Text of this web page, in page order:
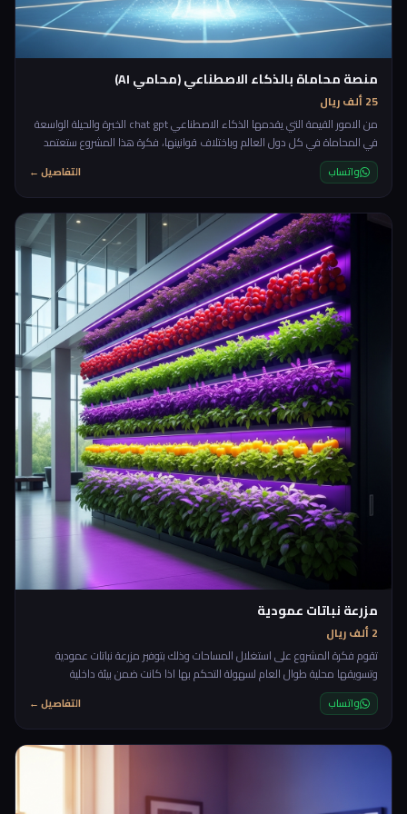
منصة محاماة بالذكاء الاصطناعي (محامي AI)
25 ألف ريال
من الامور القيمة التي يقدمها الذكاء الاصطناعي chat gpt الخبرة والحيلة الواسعة
في المحاماة في كل دول العالم وباختلاف قوانينها، فكرة هذا المشروع ستعتمد
على تقديم الاستشارات القانونية الاولية بشكل مجاني للعملاء مع امكانية طلب
التأكيد مع محامي بشري من خلال بدأ محادثة بناءا على المحادثة الاولية مع الذكاء
الاصطناعي. rnrnستكون المنصة عبارة عن شات يسأل العميل اول ما يدخل الموقع
"ما هي الاستشارة القانونية
واتساب التفاصيل ←
مزرعة نباتات عمودية
2 ألف ريال
تقوم فكرة المشروع على استغلال المساحات وذلك بتوفير مزرعة نباتات عمودية
وتسويقها محلية طوال العام لسهولة التحكم بها اذا كانت ضمن بيئة داخلية
واتساب التفاصيل ←